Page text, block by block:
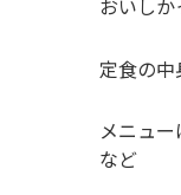
おいしか
定食の
メニュ
など